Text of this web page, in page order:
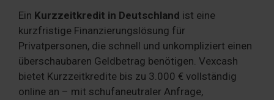
Ein Kurzzeitkredit in Deutschland ist eine
kurzfristige Finanzierungslösung für
Privatpersonen, die schnell und unkompliziert einen
überschaubaren Geldbetrag benötigen. Vexcash
bietet Kurzzeitkredite bis zu 3.000 € vollständig
online an – mit schufaneutraler Anfrage,